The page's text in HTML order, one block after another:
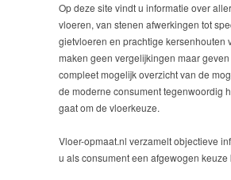
Op deze site vindt u informatie over
vloeren, van stenen afwerkingen tot
gietvloeren en prachtige kersenhouten
maken geen vergelijkingen maar
compleet mogelijk overzicht van de
de moderne consument tegenwoordig
gaat om de vloerkeuze.
Vloer-opmaat.nl verzamelt objectieve
u als consument een afgewogen keuze